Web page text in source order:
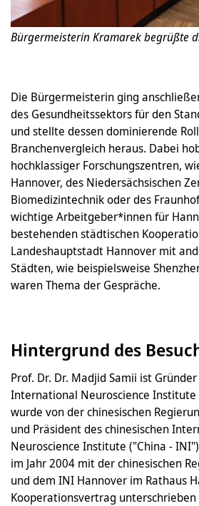
Bürgermeisterin Kramarek begrüßte
Die Bürgermeisterin ging
des Gesundheitssektors für den
und stellte dessen dominierende
Branchenvergleich heraus. Dabei
hochklassiger Forschungszentren,
Hannover, des Niedersächsischen
Biomedizintechnik oder des
wichtige Arbeitgeber*innen für
bestehenden städtischen
Landeshauptstadt Hannover mit
Städten, wie beispielsweise
waren Thema der Gespräche.
Hintergrund des
Prof. Dr. Dr. Madjid Samii ist
International Neuroscience Institute
wurde von der chinesischen
und Präsident des chinesischen
Neuroscience Institute ("China -
im Jahr 2004 mit der chinesischen
und dem INI Hannover im Rathaus
Kooperationsvertrag unterschrieben